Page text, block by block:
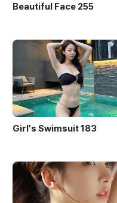
Beautiful Face 255
Girl's Swimsuit 183